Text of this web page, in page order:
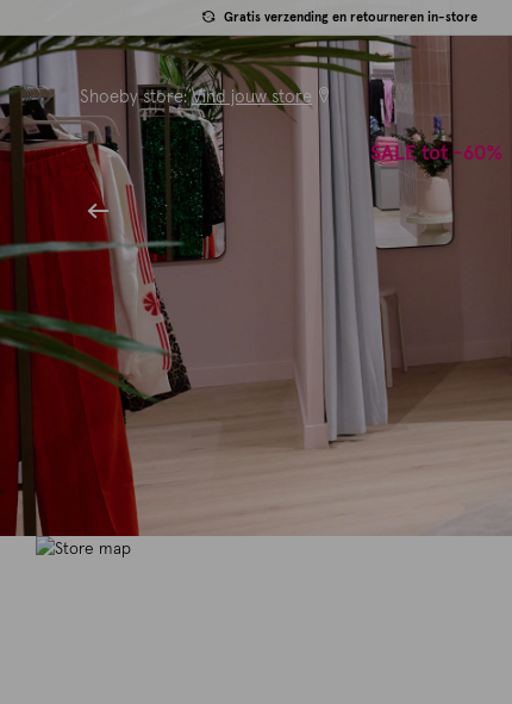
Gratis verzending en retourneren in-store
Shoeby store:Vind jouw store
SALE tot -60%